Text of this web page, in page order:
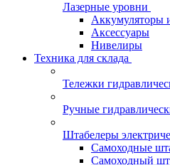
Лазерные уровни
Аккумуляторы
Аксессуары
Нивелиры
Техника для склада
Тележки
Ручные
Штабелеры
Самоходные
Самоходный